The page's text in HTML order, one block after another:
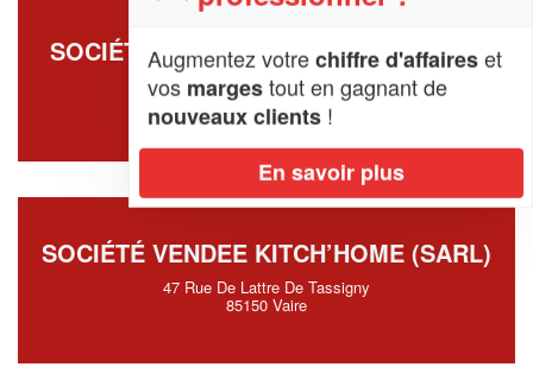
SOCIÉTÉ BUET AGENCEMENT (SARL)
3 Rue De L'epine
85170 Bellevigny
SOCIÉTÉ VENDEE KITCH’HOME (SARL)
47 Rue De Lattre De Tassigny
85150 Vaire
Augmentez votrechiffre d'affaireset
vos margestout en gagnant de
nouveaux clients !
En savoir plus